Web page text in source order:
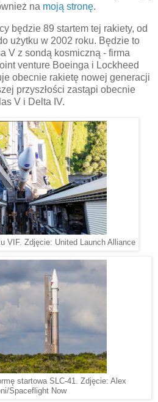
na moją stronę.
będzie 89 startem tej rakiety, od
użytku w 2002 roku. Będzie to
V z sondą kosmiczną - firma
venture Boeinga i Lockheed
obecnie rakietę nowej generacji
przyszłości zastąpi obecnie
V i Delta IV.
VIF. Zdjęcie: United Launch Alliance
startowa SLC-41. Zdjęcie: Alex
Spaceflight Now